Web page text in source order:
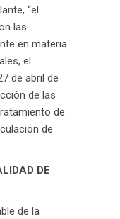
“el
las
en materia
el
de abril de
de las
de
de
DE
de la